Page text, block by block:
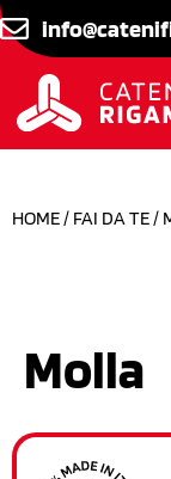
HOME / FAI DA TE /
Molla